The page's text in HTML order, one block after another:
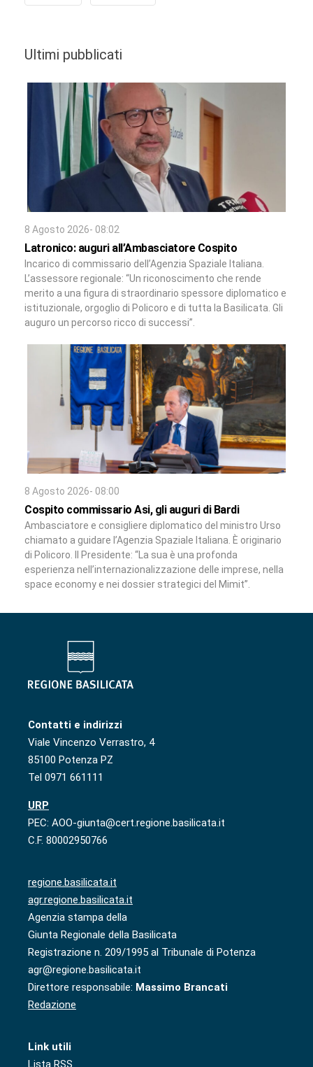
Ultimi pubblicati
8 Agosto 2026- 08:02
Latronico: auguri all’Ambasciatore Cospito
Incarico di commissario dell’Agenzia Spaziale Italiana.
L’assessore regionale: “Un riconoscimento che rende
merito a una figura di straordinario spessore diplomatico e
istituzionale, orgoglio di Policoro e di tutta la Basilicata. Gli
auguro un percorso ricco di successi”.
8 Agosto 2026- 08:00
Cospito commissario Asi, gli auguri di Bardi
Ambasciatore e consigliere diplomatico del ministro Urso
chiamato a guidare l’Agenzia Spaziale Italiana. È originario
di Policoro. Il Presidente: “La sua è una profonda
esperienza nell’internazionalizzazione delle imprese, nella
space economy e nei dossier strategici del Mimit”.
Contatti e indirizzi
Viale Vincenzo Verrastro, 4
85100 Potenza PZ
Tel 0971 661111
URP
PEC: AOO-giunta@cert.regione.basilicata.it
C.F. 80002950766
regione.basilicata.it
agr.regione.basilicata.it
Agenzia stampa della
Giunta Regionale della Basilicata
Registrazione n. 209/1995 al Tribunale di Potenza
agr@regione.basilicata.it
Direttore responsabile: Massimo Brancati
Redazione
Link utili
Lista RSS